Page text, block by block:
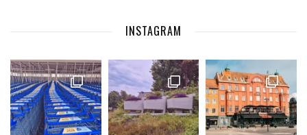
INSTAGRAM